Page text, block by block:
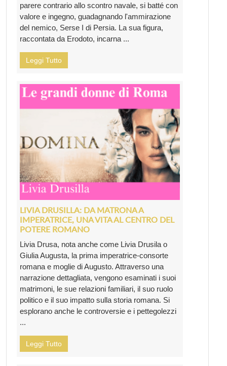
parere contrario allo scontro navale, si batté con
valore e ingegno, guadagnando l'ammirazione
del nemico, Serse I di Persia. La sua figura,
raccontata da Erodoto, incarna ...
Leggi Tutto
LIVIA DRUSILLA: DA MATRONA A
IMPERATRICE, UNA VITA AL CENTRO DEL
POTERE ROMANO
Livia Drusa, nota anche come Livia Drusila o
Giulia Augusta, la prima imperatrice-consorte
romana e moglie di Augusto. Attraverso una
narrazione dettagliata, vengono esaminati i suoi
matrimoni, le sue relazioni familiari, il suo ruolo
politico e il suo impatto sulla storia romana. Si
esplorano anche le controversie e i pettegolezzi
...
Leggi Tutto